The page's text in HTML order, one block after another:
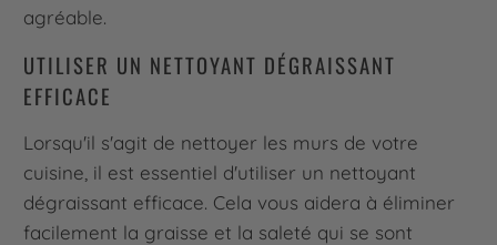
agréable.
UTILISER UN NETTOYANT DÉGRAISSANT
EFFICACE
Lorsqu'il s'agit de nettoyer les murs de votre
cuisine, il est essentiel d'utiliser un nettoyant
dégraissant efficace. Cela vous aidera à éliminer
facilement la graisse et la saleté qui se sont